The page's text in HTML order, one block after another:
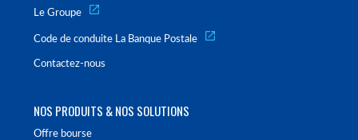
Le Groupe
Code de conduite La Banque Postale
Contactez-nous
NOS PRODUITS & NOS SOLUTIONS
Offre bourse